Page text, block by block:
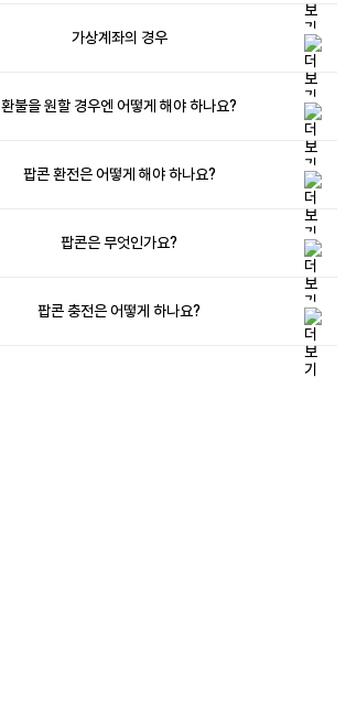
가상계좌의 경우
환불을 원할 경우엔 어떻게 해야 하나요?
팝콘 환전은 어떻게 해야 하나요?
팝콘은 무엇인가요?
팝콘 충전은 어떻게 하나요?